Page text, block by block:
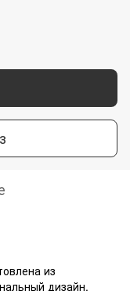
из
дизайн,